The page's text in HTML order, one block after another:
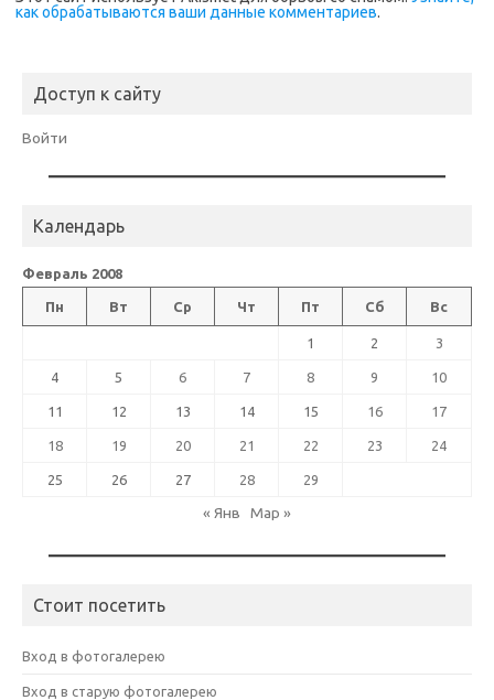
как обрабатываются ваши данные комментариев.
Доступ к сайту
Войти
Календарь
Февраль 2008
Пн Вт Ср Чт Пт Сб Вс
1 2 3
4 5 6 7 8 9 10
11 12 13 14 15 16 17
18 19 20 21 22 23 24
25 26 27 28 29
« Янв Мар »
Стоит посетить
Вход в фотогалерею
Вход в старую фотогалерею